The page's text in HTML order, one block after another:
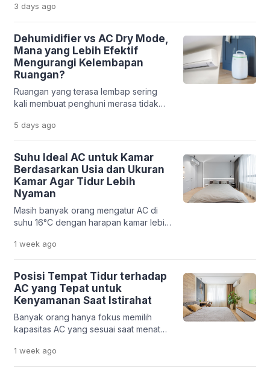
atau AC. Keduanya memang sama-
sama berhubungan dengan kualitas
udara di dalam ruangan, tetapi memiliki
fungsi yang sangat berbeda. Sebagian
orang mengira exhaust fan bisa
mendinginkan ruangan seperti AC.
Sebaliknya, ada pula yang
beranggapan AC sudah cukup untuk
menjaga sirkulasi udara […]
3 days ago
Dehumidifier vs AC Dry Mode,
Mana yang Lebih Efektif
Mengurangi Kelembapan
Ruangan?
Ruangan yang terasa lembap sering
kali membuat penghuni merasa tidak
apek lebih mudah muncul, bahkan
jamur dapat tumbuh pada dinding,
furnitur, atau pakaian. Kondisi ini
membuat banyak orang berpikir bahwa
membeli dehumidifier adalah satu-
satunya solusi. Padahal, sebagian
besar AC modern sudah dilengkapi
mode dry yang dirancang untuk
membantu menurunkan kadar […]
5 days ago
Suhu Ideal AC untuk Kamar
Berdasarkan Usia dan Ukuran
Kamar Agar Tidur Lebih
Nyaman
Masih banyak orang mengatur AC di
suhu 16°C dengan harapan kamar lebih
yang terlalu rendah belum tentu
membuat tubuh lebih nyaman. Udara
yang terlalu dingin dapat
menyebabkan tenggorokan terasa
kering, kualitas tidur menurun, hingga
konsumsi listrik menjadi lebih tinggi.
Menentukan suhu ideal AC untuk kamar
sebaiknya tidak hanya berdasarkan
1 week ago
Posisi Tempat Tidur terhadap
AC yang Tepat untuk
Kenyamanan Saat Istirahat
Banyak orang hanya fokus memilih
kapasitas AC yang sesuai saat menata
memperhatikan posisi tempat tidur
terhadap arah hembusan udara.
1 week ago